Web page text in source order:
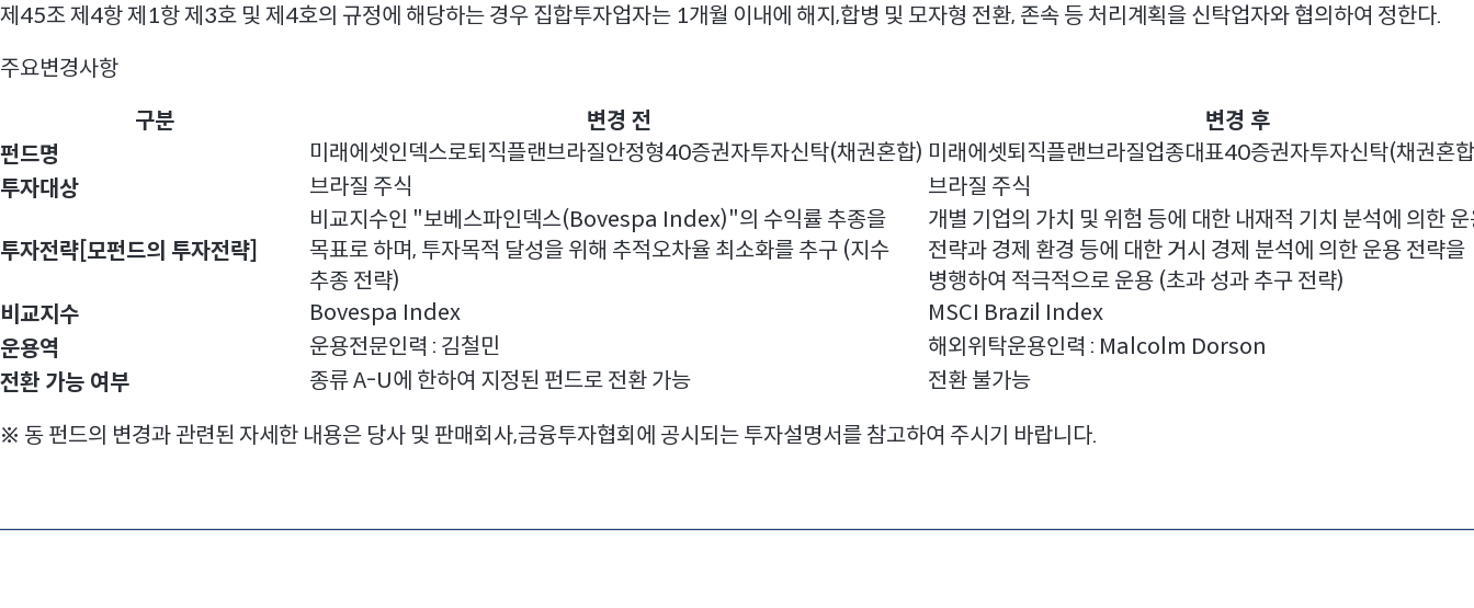
제45조 제4항 제1항 제3호 및 제4호의 규정에 해당하는 경우 집합투자업자는 1개월 이내에 해지,합병 및 모자형 전환, 존속 등 처리계획을 신탁업자와 협의하여 정한다.
주요변경사항
주
요
변
경
사
항
-
구
,
구분 변경 전
변경 후
펀드명
미래에셋인덱스로퇴직플랜브라질안정형40증권자투자신탁(채권혼합) 미래에셋퇴직플랜브라질업종대표40증권자투자신탁(채권혼
투자대상
브라질 주식 브라질 주식
투자전략[모펀드의 투자전략]
비교지수인 "보베스파인덱스(Bovespa Index)"의 수익률 추종을
목표로 하며, 투자목적 달성을 위해 추적오차율 최소화를 추구 (지수
추종 전략)
개별 기업의 가치 및 위험 등에 대한 내재적 기치 분석에 의한
전략과 경제 환경 등에 대한 거시 경제 분석에 의한 운용 전략을
병행하여 적극적으로 운용 (초과 성과 추구 전략)
비교지수
Bovespa Index
MSCI Brazil Index
운용역
운용전문인력 : 김철민
해외위탁운용인력 : Malcolm Dorson
전환 가능 여부
종류 A-U에 한하여 지정된 펀드로 전환 가능
전환 불가능
※ 동 펀드의 변경과 관련된 자세한 내용은 당사 및 판매회사,금융투자협회에 공시되는 투자설명서를 참고하여 주시기 바랍니다.